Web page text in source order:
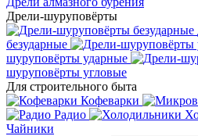
Дрели-шуруповёрты
безударные
шуруповёрты ударные
шуруповёрты угловые
Для строительного быта
Кофеварки
Радио
Чайники